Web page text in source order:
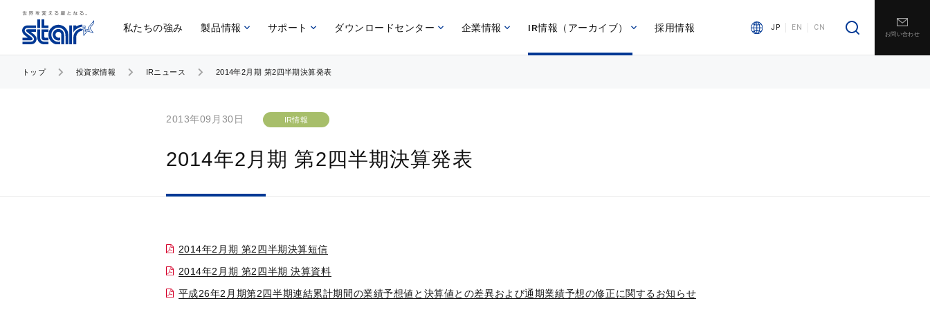
私たちの強み 製品情報 サポート ダウンロードセンター 企業情報 IR情報（アーカイブ） 採用情報 JP EN CN
お問い合わせ
トップ 投資家情報 IRニュース 2014年2月期 第2四半期決算発表
2013年09月30日 IR情報
2014年2月期 第2四半期決算発表
2014年2月期 第2四半期決算短信
2014年2月期 第2四半期 決算資料
平成26年2月期第2四半期連結累計期間の業績予想値と決算値との差異および通期業績予想の修正に関するお知らせ